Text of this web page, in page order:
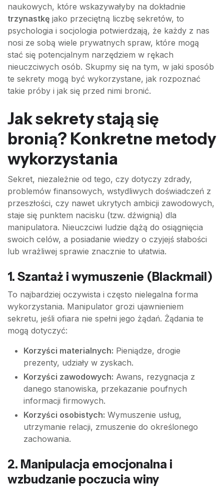
naukowych, które wskazywałyby na dokładnie
trzynastkę jako przeciętną liczbę sekretów, to
psychologia i socjologia potwierdzają, że każdy z nas
nosi ze sobą wiele prywatnych spraw, które mogą
stać się potencjalnym narzędziem w rękach
nieuczciwych osób. Skupmy się na tym, w jaki sposób
te sekrety mogą być wykorzystane, jak rozpoznać
takie próby i jak się przed nimi bronić.
Jak sekrety stają się
bronią? Konkretne metody
wykorzystania
Sekret, niezależnie od tego, czy dotyczy zdrady,
problemów finansowych, wstydliwych doświadczeń z
przeszłości, czy nawet ukrytych ambicji zawodowych,
staje się punktem nacisku (tzw. dźwignią) dla
manipulatora. Nieuczciwi ludzie dążą do osiągnięcia
swoich celów, a posiadanie wiedzy o czyjejś słabości
lub wrażliwej sprawie znacznie to ułatwia.
1. Szantaż i wymuszenie (Blackmail)
To najbardziej oczywista i często nielegalna forma
wykorzystania. Manipulator grozi ujawnieniem
sekretu, jeśli ofiara nie spełni jego żądań. Żądania te
mogą dotyczyć:
Korzyści materialnych: Pieniądze, drogie
prezenty, udziały w zyskach.
Korzyści zawodowych: Awans, rezygnacja z
danego stanowiska, przekazanie poufnych
informacji firmowych.
Korzyści osobistych: Wymuszenie usług,
utrzymanie relacji, zmuszenie do określonego
zachowania.
2. Manipulacja emocjonalna i
wzbudzanie poczucia winy